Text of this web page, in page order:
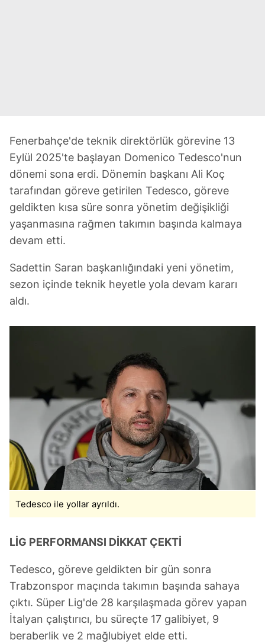
Fenerbahçe'de teknik direktörlük görevine 13
Eylül 2025'te başlayan Domenico Tedesco'nun
dönemi sona erdi. Dönemin başkanı Ali Koç
tarafından göreve getirilen Tedesco, göreve
geldikten kısa süre sonra yönetim değişikliği
yaşanmasına rağmen takımın başında kalmaya
devam etti.
Sadettin Saran başkanlığındaki yeni yönetim,
sezon içinde teknik heyetle yola devam kararı
aldı.
Tedesco ile yollar ayrıldı.
LİG PERFORMANSI DİKKAT ÇEKTİ
Tedesco, göreve geldikten bir gün sonra
Trabzonspor maçında takımın başında sahaya
çıktı. Süper Lig'de 28 karşılaşmada görev yapan
İtalyan çalıştırıcı, bu süreçte 17 galibiyet, 9
beraberlik ve 2 mağlubiyet elde etti.